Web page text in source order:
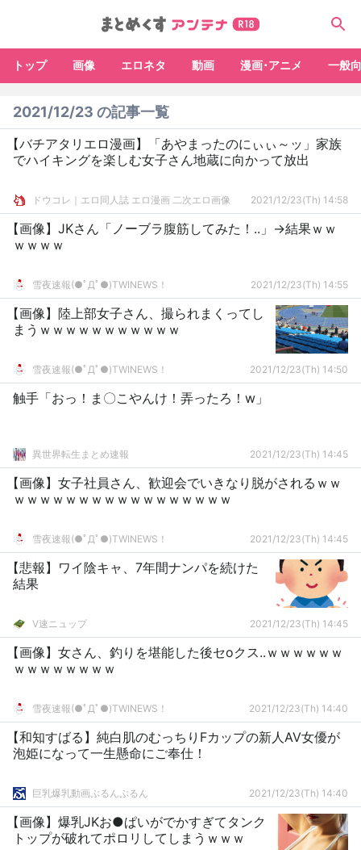
トップ 画像 エロネタ 動画 漫画･アニメ 一般
2021/12/23 の記事一覧
【バチアタリエロ漫画】「あやまったのにぃぃ～ッ」家族
でハイキングを楽しむ女子さん地蔵に向かって放出
ドウコレ｜エロ同人誌 エロ漫画 二次エロ画像 2021/12/23(Th) 14:58
【画像】JKさん「ノーブラ腹筋してみた！..」→結果ｗｗ
ｗｗｗｗ
雪夜速報(●ﾟДﾟ●)TWINEWS！ 2021/12/23(Th) 14:55
【画像】陸上部女子さん、撮られまくってし
まうｗｗｗｗｗｗｗｗｗｗｗ
雪夜速報(●ﾟДﾟ●)TWINEWS！ 2021/12/23(Th) 14:50
触手「おっ！ま〇こやんけ！弄ったろ！w」
異世界転生まとめ速報 2021/12/23(Th) 14:45
【画像】女子社員さん、歓迎会でいきなり脱がされるｗｗ
ｗｗｗｗｗｗｗｗｗｗｗｗｗｗｗｗｗ
雪夜速報(●ﾟДﾟ●)TWINEWS！ 2021/12/23(Th) 14:45
【悲報】ワイ陰キャ、7年間ナンパを続けた
結果
V速ニュップ 2021/12/23(Th) 14:45
【画像】女さん、釣りを堪能した後セoクス..ｗｗｗｗｗｗ
ｗｗｗｗｗｗｗｗ
雪夜速報(●ﾟДﾟ●)TWINEWS！ 2021/12/23(Th) 14:40
【和知すばる】純白肌のむっちりFカップの新人AV女優が
泡姫になって一生懸命にご奉仕！
巨乳爆乳動画ぷるんぷるん 2021/12/23(Th) 14:40
【画像】爆乳JKお●ぱいがでかすぎてタンク
トップが破れてポロリしてしまうｗｗｗ